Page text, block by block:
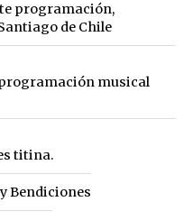
programación,
de Chile
musical
titina.
Bendiciones